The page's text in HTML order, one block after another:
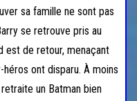
sa famille ne sont pas
se retrouve pris au
est de retour, menaçant
héros ont disparu. À moins
un Batman bien